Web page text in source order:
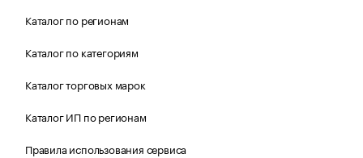
Каталог по регионам
Каталог по категориям
Каталог торговых марок
Каталог ИП по регионам
Правила использования сервиса